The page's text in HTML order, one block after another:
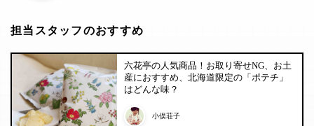
担当スタッフのおすすめ
六花亭の人気商品！お取り寄せNG、お土
産におすすめ、北海道限定の「ポテチ」
はどんな味？
小俣荘子